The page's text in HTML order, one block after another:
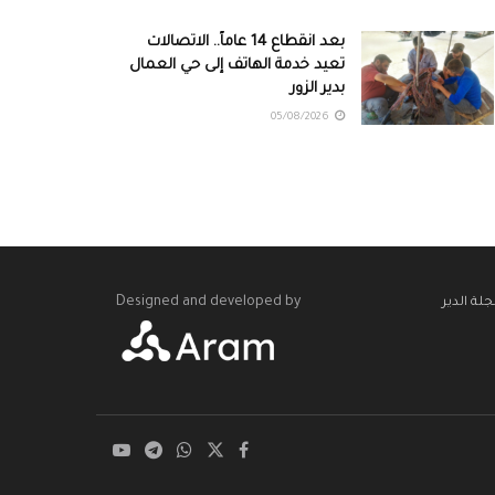
بعد انقطاع 14 عاماً.. الاتصالات
تعيد خدمة الهاتف إلى حي العمال
بدير الزور
الدير Designed and developed by